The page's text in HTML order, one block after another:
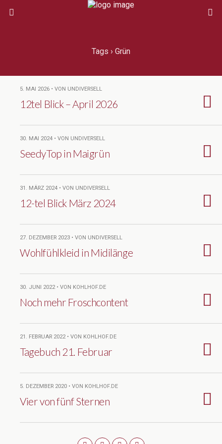
Tags › Grün
5. MAI 2026 • VON UNDIVERSELL
12tel Blick – April 2026
30. MAI 2024 • VON UNDIVERSELL
SeedyTop in Maigrün
31. MÄRZ 2024 • VON UNDIVERSELL
12-tel Blick März 2024
27. DEZEMBER 2023 • VON UNDIVERSELL
Wohlfühlkleid in Midilänge
30. JUNI 2022 • VON KOHLHOF.DE
Noch mehr Froschcontent
21. FEBRUAR 2022 • VON KOHLHOF.DE
Tagebuch 21. Februar
5. DEZEMBER 2020 • VON KOHLHOF.DE
Vier von fünf Sternen